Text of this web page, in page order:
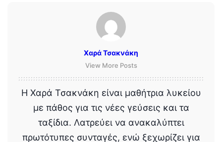
Χαρά Τσακνάκη
View More Posts
Η Χαρά Τσακνάκη είναι μαθήτρια λυκείου
με πάθος για τις νέες γεύσεις και τα
ταξίδια. Λατρεύει να ανακαλύπτει
πρωτότυπες συνταγές, ενώ ξεχωρίζει για